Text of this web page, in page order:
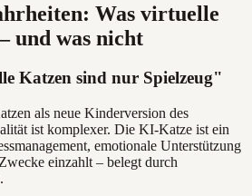
Was virtuelle
und was nicht
Katzen sind nur Spielzeug"
als neue Kinderversion des
ist komplexer. Die KI-Katze ist ein
emotionale Unterstützung
einzahlt – belegt durch